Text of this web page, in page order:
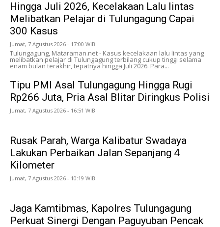
Hingga Juli 2026, Kecelakaan Lalu lintas
Melibatkan Pelajar di Tulungagung Capai
300 Kasus
Jumat, 7 Agustus 2026 - 17:00 WIB
Tulungagung, Mataraman.net - Kasus kecelakaan lalu lintas yang
melibatkan pelajar di Tulungagung terbilang cukup tinggi selama
enam bulan terakhir, tepatnya hingga Juli 2026. Para...
Tipu PMI Asal Tulungagung Hingga Rugi
Rp266 Juta, Pria Asal Blitar Diringkus Polisi
Jumat, 7 Agustus 2026 - 16:51 WIB
Rusak Parah, Warga Kalibatur Swadaya
Lakukan Perbaikan Jalan Sepanjang 4
Kilometer
Jumat, 7 Agustus 2026 - 10:19 WIB
Jaga Kamtibmas, Kapolres Tulungagung
Perkuat Sinergi Dengan Paguyuban Pencak